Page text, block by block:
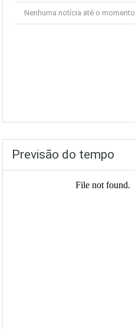
Nenhuma notícia até o momento
Previsão do tempo